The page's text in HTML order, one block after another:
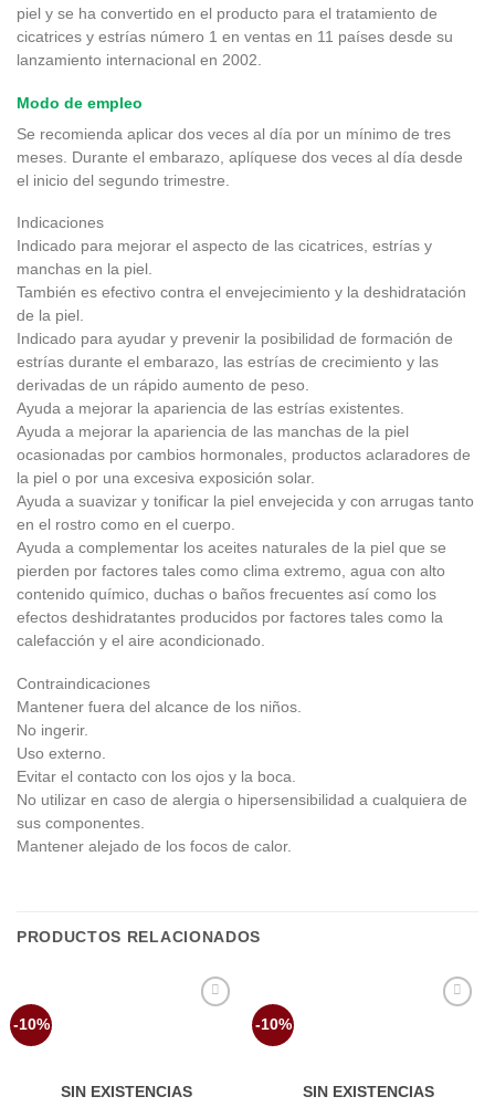
piel y se ha convertido en el producto para el tratamiento de
cicatrices y estrías número 1 en ventas en 11 países desde su
lanzamiento internacional en 2002.
Modo de empleo
Se recomienda aplicar dos veces al día por un mínimo de tres
meses. Durante el embarazo, aplíquese dos veces al día desde
el inicio del segundo trimestre.
Indicaciones
Indicado para mejorar el aspecto de las cicatrices, estrías y
manchas en la piel.
También es efectivo contra el envejecimiento y la deshidratación
de la piel.
Indicado para ayudar y prevenir la posibilidad de formación de
estrías durante el embarazo, las estrías de crecimiento y las
derivadas de un rápido aumento de peso.
Ayuda a mejorar la apariencia de las estrías existentes.
Ayuda a mejorar la apariencia de las manchas de la piel
ocasionadas por cambios hormonales, productos aclaradores de
la piel o por una excesiva exposición solar.
Ayuda a suavizar y tonificar la piel envejecida y con arrugas tanto
en el rostro como en el cuerpo.
Ayuda a complementar los aceites naturales de la piel que se
pierden por factores tales como clima extremo, agua con alto
contenido químico, duchas o baños frecuentes así como los
efectos deshidratantes producidos por factores tales como la
calefacción y el aire acondicionado.
Contraindicaciones
Mantener fuera del alcance de los niños.
No ingerir.
Uso externo.
Evitar el contacto con los ojos y la boca.
No utilizar en caso de alergia o hipersensibilidad a cualquiera de
sus componentes.
Mantener alejado de los focos de calor.
PRODUCTOS RELACIONADOS
-10%
SIN EXISTENCIAS
-10%
SIN EXISTENCIAS